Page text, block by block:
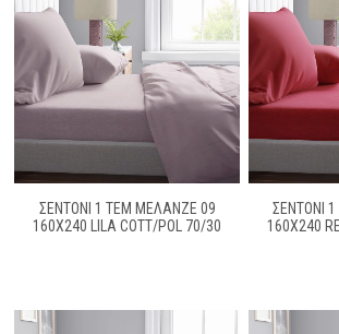
ΣΕΝΤΟΝΙ 1 ΤΕΜ ΜΕΛΑΝΖΈ 09
160Χ240 LILA COTT/POL 70/30
ΣΕΝΤΟΝΙ
160X240